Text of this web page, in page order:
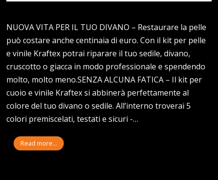
NUOVA VITA PER IL TUO DIVANO – Restaurare la pelle
può costare anche centinaia di euro. Con il kit per pelle
e vinile Kraftex potrai riparare il tuo sedile, divano,
cruscotto o giacca in modo professionale e spendendo
molto, molto meno.SENZA ALCUNA FATICA – Il kit per
cuoio e vinile Kraftex si abbinerà perfettamente al
colore del tuo divano o sedile. All’interno troverai 5
colori premiscelati, testati e sicuri -…
Read more...